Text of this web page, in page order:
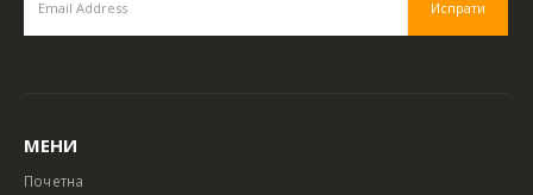
МЕНИ
Почетна